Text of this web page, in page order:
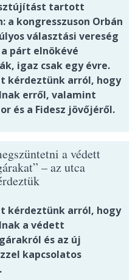
tartott
a kongresszuson Orbán
választási vereség
párt elnökévé
igaz csak egy évre.
kérdeztünk arról, hogy
erről, valamint
és a Fidesz jövőjéről.
a védett
– az utca
kérdeztünk arról, hogy
a védett
és az új
kapcsolatos